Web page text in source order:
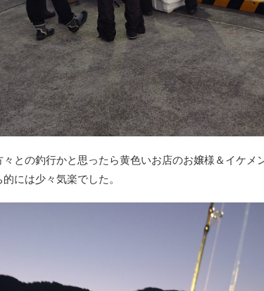
々との釣行かと思ったら黄色いお店のお嬢様＆イケメ
には少々気楽でした。